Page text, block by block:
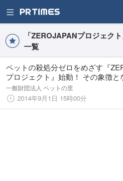
「ZEROJAPANプロジェク
一覧
ペットの殺処分ゼロをめざす『
プロジェクト』始動！ その象徴と
最大級の人とペットが幸せになる
「ペットの里」 9月20日（土）オー
一般財団法人 ペットの里
2014年9月1日 15時00分